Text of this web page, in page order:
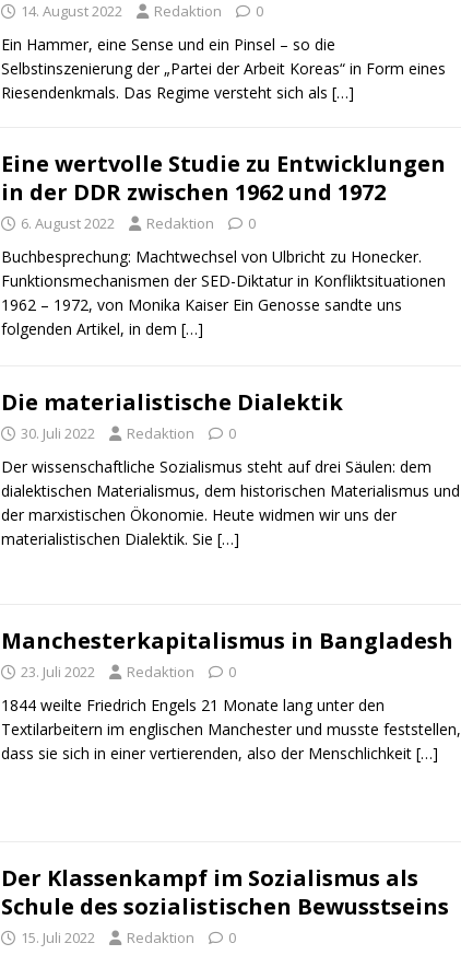
14. August 2022 Redaktion 0
Ein Hammer, eine Sense und ein Pinsel – so die
Selbstinszenierung der „Partei der Arbeit Koreas“ in Form eines
Riesendenkmals. Das Regime versteht sich als […]
Eine wertvolle Studie zu Entwicklungen
in der DDR zwischen 1962 und 1972
6. August 2022 Redaktion 0
Buchbesprechung: Machtwechsel von Ulbricht zu Honecker.
Funktionsmechanismen der SED-Diktatur in Konfliktsituationen
1962 – 1972, von Monika Kaiser Ein Genosse sandte uns
folgenden Artikel, in dem […]
Die materialistische Dialektik
30. Juli 2022 Redaktion 0
Der wissenschaftliche Sozialismus steht auf drei Säulen: dem
dialektischen Materialismus, dem historischen Materialismus und
der marxistischen Ökonomie. Heute widmen wir uns der
materialistischen Dialektik. Sie […]
Manchesterkapitalismus in Bangladesh
23. Juli 2022 Redaktion 0
1844 weilte Friedrich Engels 21 Monate lang unter den
Textilarbeitern im englischen Manchester und musste feststellen,
dass sie sich in einer vertierenden, also der Menschlichkeit […]
Der Klassenkampf im Sozialismus als
Schule des sozialistischen Bewusstseins
15. Juli 2022 Redaktion 0